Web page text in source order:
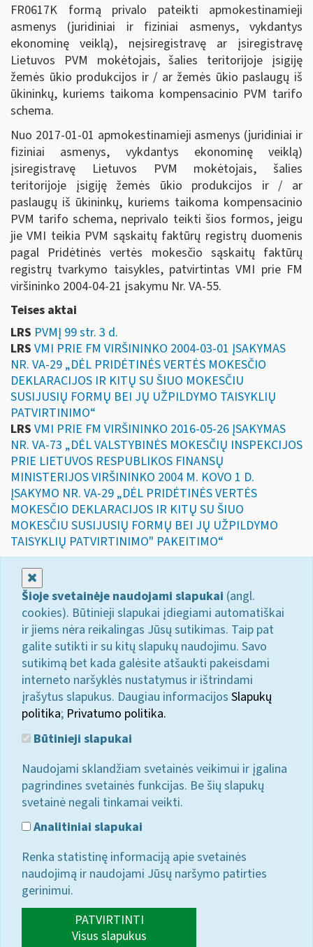
FR0617K formą privalo pateikti apmokestinamieji
asmenys (juridiniai ir fiziniai asmenys, vykdantys
ekonominę veiklą), neįsiregistravę ar įsiregistravę
Lietuvos PVM mokėtojais, šalies teritorijoje įsigiję
žemės ūkio produkcijos ir / ar žemės ūkio paslaugų iš
ūkininkų, kuriems taikoma kompensacinio PVM tarifo
schema.
Nuo 2017-01-01 apmokestinamieji asmenys (juridiniai ir
fiziniai asmenys, vykdantys ekonominę veiklą)
įsiregistravę Lietuvos PVM mokėtojais, šalies
teritorijoje įsigiję žemės ūkio produkcijos ir / ar
paslaugų iš ūkininkų, kuriems taikoma kompensacinio
PVM tarifo schema, neprivalo teikti šios formos, jeigu
jie VMI teikia PVM sąskaitų faktūrų registrų duomenis
pagal Pridėtinės vertės mokesčio sąskaitų faktūrų
registrų tvarkymo taisykles, patvirtintas VMI prie FM
viršininko 2004-04-21 įsakymu Nr. VA-55.
Teises aktai
LRS PVMĮ 99 str. 3 d.
LRS VMI PRIE FM VIRŠININKO 2004-03-01 ĮSAKYMAS
NR. VA-29 „DĖL PRIDĖTINĖS VERTĖS MOKESČIO
DEKLARACIJOS IR KITŲ SU ŠIUO MOKESČIU
SUSIJUSIŲ FORMŲ BEI JŲ UŽPILDYMO TAISYKLIŲ
PATVIRTINIMO“
LRS VMI PRIE FM VIRŠININKO 2016-05-26 ĮSAKYMAS
NR. VA-73 „DĖL VALSTYBINĖS MOKESČIŲ INSPEKCIJOS
PRIE LIETUVOS RESPUBLIKOS FINANSŲ
MINISTERIJOS VIRŠININKO 2004 M. KOVO 1 D.
ĮSAKYMO NR. VA-29 „DĖL PRIDĖTINĖS VERTĖS
MOKESČIO DEKLARACIJOS IR KITŲ SU ŠIUO
MOKESČIU SUSIJUSIŲ FORMŲ BEI JŲ UŽPILDYMO
TAISYKLIŲ PATVIRTINIMO" PAKEITIMO“
Šioje svetainėje naudojami slapukai (angl.
cookies). Būtinieji slapukai įdiegiami automatiškai
ir jiems nėra reikalingas Jūsų sutikimas. Taip pat
galite sutikti ir su kitų slapukų naudojimu. Savo
sutikimą bet kada galėsite atšaukti pakeisdami
interneto naršyklės nustatymus ir ištrindami
įrašytus slapukus. Daugiau informacijos Slapukų
politika; Privatumo politika.
Būtinieji slapukai
Naudojami sklandžiam svetainės veikimui ir įgalina
pagrindines svetainės funkcijas. Be šių slapukų
svetainė negali tinkamai veikti.
Analitiniai slapukai
Renka statistinę informaciją apie svetainės
naudojimą ir naudojami Jūsų naršymo patirties
gerinimui.
PATVIRTINTI
Visus slapukus